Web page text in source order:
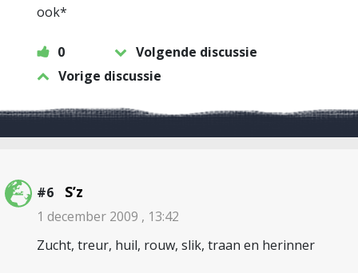
ook*
0
Volgende discussie
Vorige discussie
#6 S’z
1 december 2009 , 13:42
Zucht, treur, huil, rouw, slik, traan en herinner